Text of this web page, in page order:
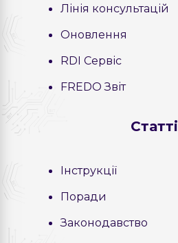
Лінія консультацій
Оновлення
RDI Сервіс
FREDO Звіт
Статті
Інструкції
Поради
Законодавство